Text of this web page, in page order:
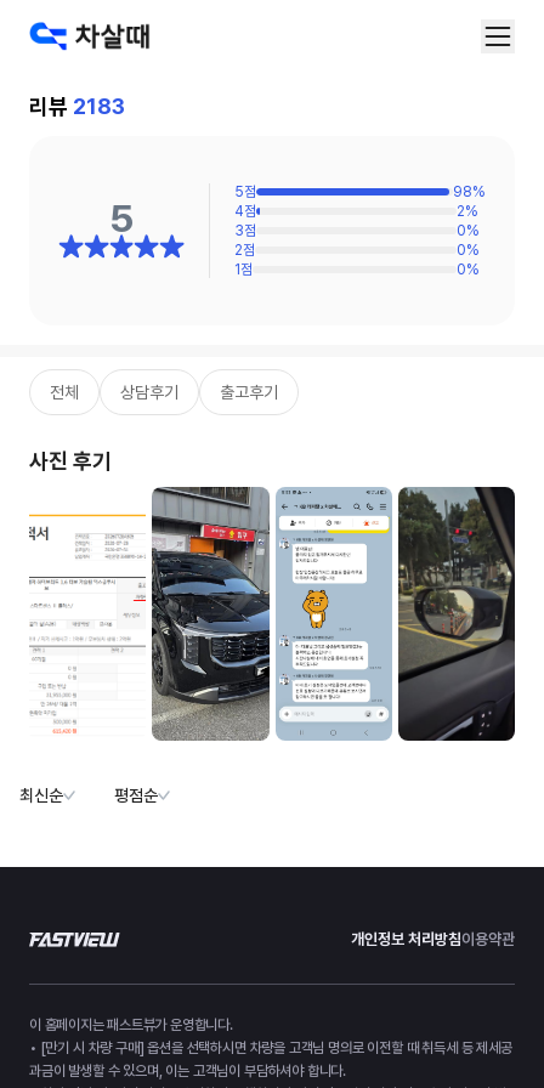
전체 상담후기 출고후기
리뷰 2183
5
1 점 0%
2점 0%
3점 0%
4점 2%
5점 98%
사진 후기
최신순 평점순
개인정보 처리방침이용약관
이 홈페이지는 패스트뷰가 운영합니다.
• [만기 시 차량 구매] 옵션을 선택하시면 차량을 고객님 명의로 이전할 때 취득세 등 제세공
과금이 발생할 수 있으며, 이는 고객님이 부담하셔야 합니다.